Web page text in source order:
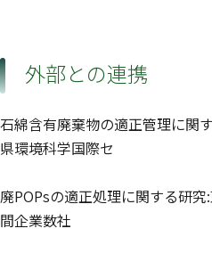
外部との連携
石綿含有廃棄物の適正管理に関
県環境科学国際セ
廃POPsの適正処理に関する研
間企業数社